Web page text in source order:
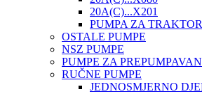
20A(C)...X201
PUMPA ZA
OSTALE PUMPE
NSZ PUMPE
PUMPE ZA
RUČNE PUMPE
JEDNOSMJERNO